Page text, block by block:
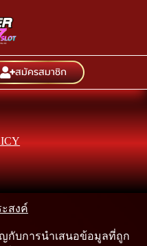
สมัครสมาชิก
ะสงค์
ญกับการนำเสนอข้อมูลที่ถูก